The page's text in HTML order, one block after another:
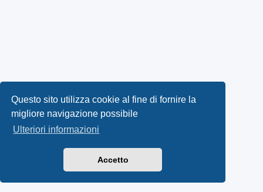
Questo sito utilizza cookie al fine di fornire la
migliore navigazione possibile
Ulteriori informazioni
Accetto